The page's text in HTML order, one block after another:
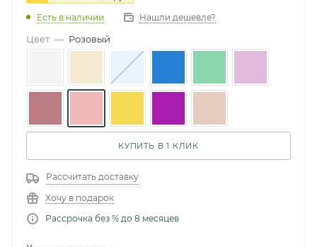
Есть в наличии Нашли дешевле?
Цвет — Розовый
КУПИТЬ В 1 КЛИК
Рассчитать доставку
Хочу в подарок
Рассрочка без % до 8 месяцев